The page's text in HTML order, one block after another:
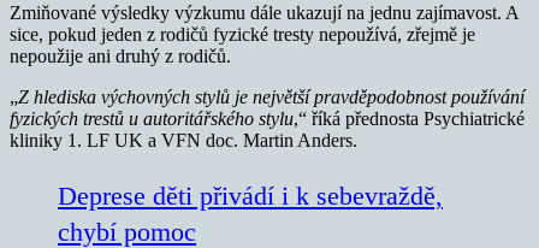
Zmiňované výsledky výzkumu dále ukazují na jednu zajímavost. A
sice, pokud jeden z rodičů fyzické tresty nepoužívá, zřejmě je
nepoužije ani druhý z rodičů.
„Z hlediska výchovných stylů je největší pravděpodobnost používání
fyzických trestů u autoritářského stylu,“ říká přednosta Psychiatrické
kliniky 1. LF UK a VFN doc. Martin Anders.
Deprese děti přivádí i k sebevraždě,
chybí pomoc